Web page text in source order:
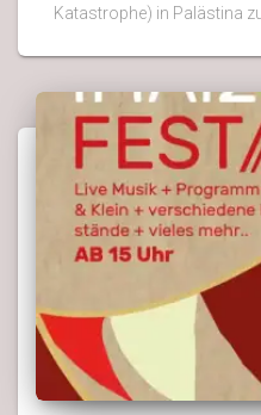
Katastrophe) in Palästina